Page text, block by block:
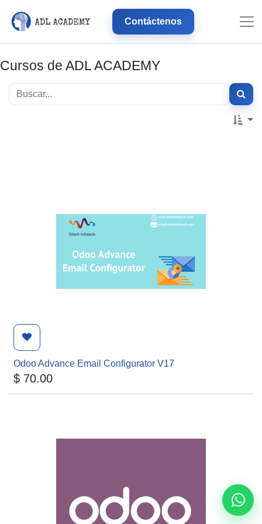
Contáctenos
Cursos de ADL ACADEMY
Odoo Advance Email Configurator V17
$ 70.00